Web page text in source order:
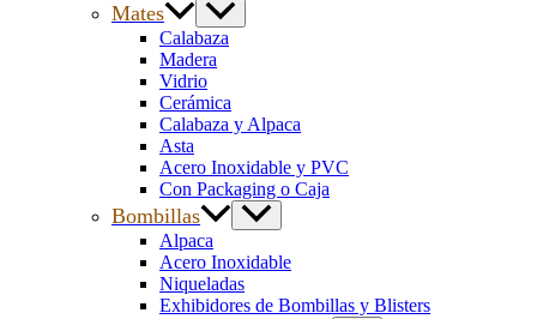
Mates
Calabaza
Madera
Vidrio
Cerámica
Calabaza y Alpaca
Asta
Acero Inoxidable y PVC
Con Packaging o Caja
Bombillas
Alpaca
Acero Inoxidable
Niqueladas
Exhibidores de Bombillas y Blisters